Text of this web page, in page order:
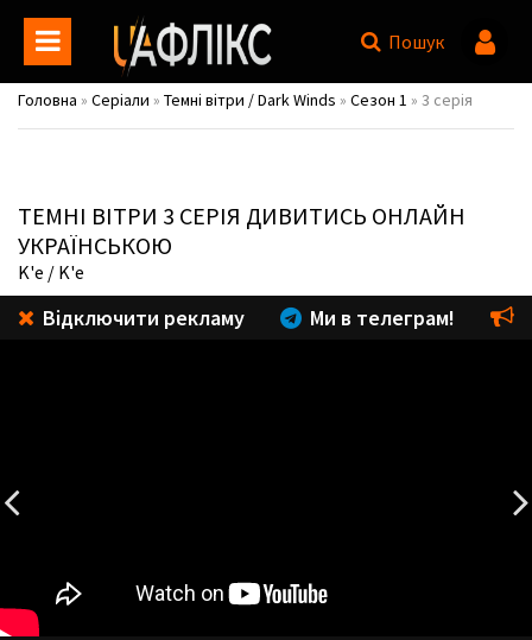
Пошук
Головна » Серіали » Темні вітри / Dark Winds » Сезон 1 » 3 серія
ТЕМНІ ВІТРИ 3 СЕРІЯ ДИВИТИСЬ ОНЛАЙН
УКРАЇНСЬКОЮ
K'e / K'e
Відключити рекламу Ми в телеграм!